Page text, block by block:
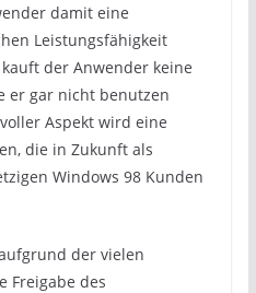
damit eine
Leistungsfähigkeit
der Anwender keine
er gar nicht benutzen
Aspekt wird eine
die in Zukunft als
Windows 98 Kunden
der vielen
Freigabe des